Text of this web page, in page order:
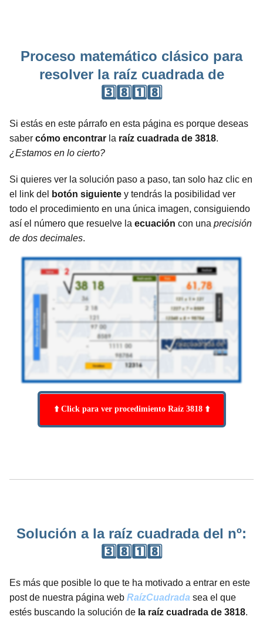
Proceso matemático clásico para
resolver la raíz cuadrada de
3️⃣8️⃣1️⃣8️⃣
Si estás en este párrafo en esta página es porque deseas
saber cómo encontrar la raíz cuadrada de 3818.
¿Estamos en lo cierto?
Si quieres ver la solución paso a paso, tan solo haz clic en
el link del
botón siguiente y tendrás la posibilidad ver
todo el procedimiento en una única imagen, consiguiendo
así el número que resuelve la ecuación con una precisión
de dos decimales.
⬆️ Click para ver procedimiento Raíz 3818 ⬆️
Solución a la raíz cuadrada del nº:
3️⃣8️⃣1️⃣8️⃣
Es más que posible lo que te ha motivado a entrar en este
post de nuestra página web RaízCuadrada sea el que
estés buscando la solución de la raíz cuadrada de 3818.